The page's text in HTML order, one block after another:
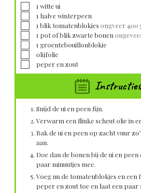
▢1 witte ui
▢1 halve winterpeen
▢1 blik tomatenblokjes ongveer 400
▢1 potof blik zwarte bonen
▢1 groentebouillonblokje
▢
olijfolie
▢
peper en zout
Snijd de ui en peen fijn.
Verwarm een flinke scheut olie in
Bak de ui en peen op zacht vuur
aan.
Doe dan de bonen bij de ui en
paar minuutjes mee.
Voeg nu de tomatenblokjes en een
peper en zout toe en laat een